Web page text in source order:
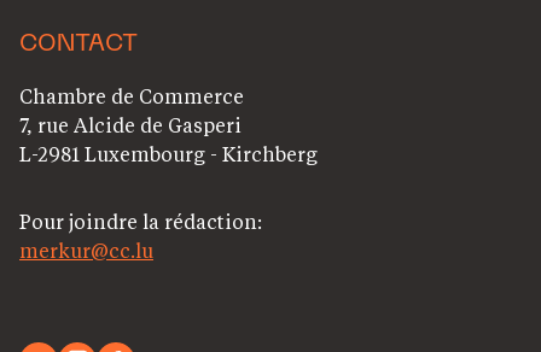
CONTACT
Chambre de Commerce
7, rue Alcide de Gasperi
L-2981 Luxembourg - Kirchberg
Pour joindre la rédaction:
merkur@cc.lu